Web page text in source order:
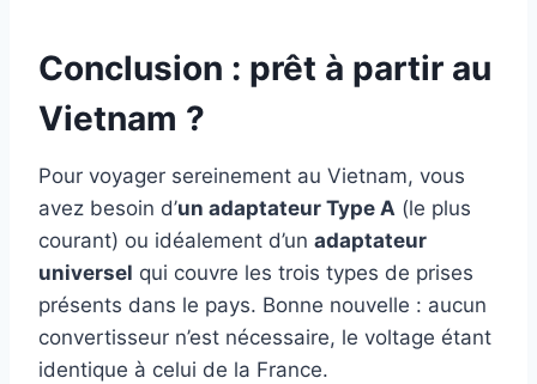
Conclusion : prêt à partir au
Vietnam ?
Pour voyager sereinement au Vietnam, vous
avez besoin d’un adaptateur Type A (le plus
courant) ou idéalement d’un adaptateur
universel qui couvre les trois types de prises
présents dans le pays. Bonne nouvelle : aucun
convertisseur n’est nécessaire, le voltage étant
identique à celui de la France.